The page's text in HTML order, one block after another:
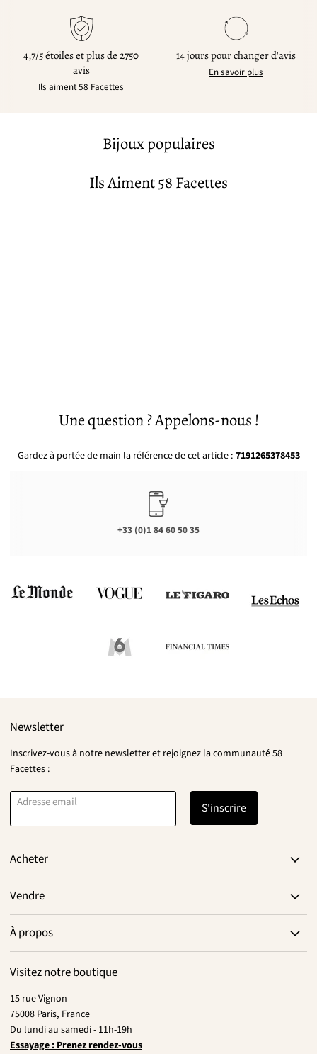
4,7/5 étoiles et plus de 2750
avis
Ils aiment 58 Facettes
14 jours pour changer d'avis
En savoir plus
Bijoux populaires
Ils Aiment 58 Facettes
Une question ? Appelons-nous !
Gardez à portée de main la référence de cet article : 7191265378453
+33 (0)1 84 60 50 35
Newsletter
Inscrivez-vous à notre newsletter et rejoignez la communauté 58
Facettes :
Adresse email S'inscrire
Acheter
Vendre
À propos
Visitez notre boutique
15 rue Vignon
75008 Paris, France
Du lundi au samedi - 11h-19h
Essayage : Prenez rendez-vous